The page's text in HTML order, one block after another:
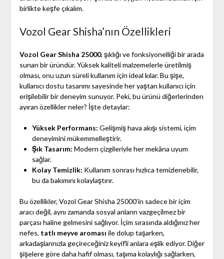
birlikte keşfe çıkalım.
Vozol Gear Shisha’nın Özellikleri
Vozol Gear Shisha 25000, şıklığı ve fonksiyonelliği bir arada
sunan bir üründür. Yüksek kaliteli malzemelerle üretilmiş
olması, onu uzun süreli kullanım için ideal kılar. Bu şişe,
kullanıcı dostu tasarımı sayesinde her yaştan kullanıcı için
erişilebilir bir deneyim sunuyor. Peki, bu ürünü diğerlerinden
ayıran özellikler neler? İşte detaylar:
Yüksek Performans: Gelişmiş hava akışı sistemi, içim
deneyimini mükemmelleştirir.
Şık Tasarım: Modern çizgileriyle her mekâna uyum
sağlar.
Kolay Temizlik: Kullanım sonrası hızlıca temizlenebilir,
bu da bakımını kolaylaştırır.
Bu özellikler, Vozol Gear Shisha 25000’in sadece bir içim
aracı değil, aynı zamanda sosyal anların vazgeçilmez bir
parçası haline gelmesini sağlıyor. İçim sırasında aldığınız her
nefes, tatlı meyve aroması ile dolup taşarken,
arkadaşlarınızla geçireceğiniz keyifli anlara eşlik ediyor. Diğer
şişelere göre daha hafif olması, taşıma kolaylığı sağlarken,